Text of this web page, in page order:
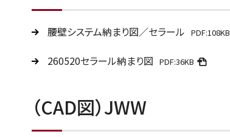
腰壁システム納まり図／セラール PDF:108KB
260520セラール納まり図 PDF:36KB
（CAD図）JWW